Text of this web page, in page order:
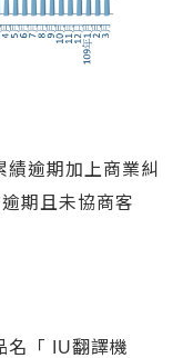
逾期加上商業糾
期且未協商客
名「 IU翻譯機